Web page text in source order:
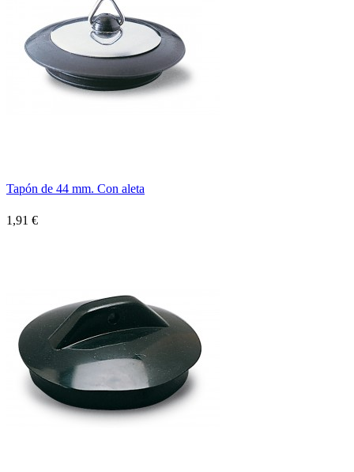
Tapón de 44 mm. Con aleta
1,91 €